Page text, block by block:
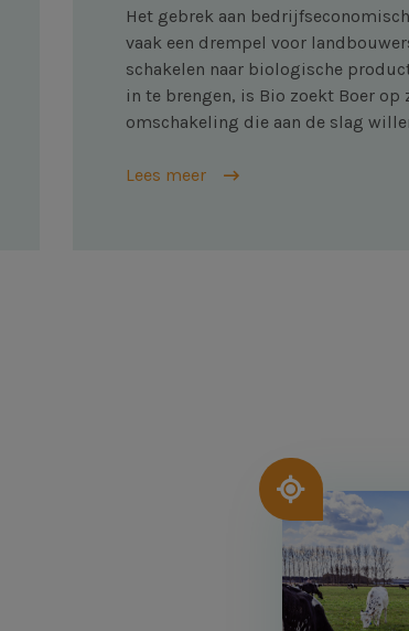
Het gebrek aan
vaak een drempel voor
schakelen naar biologische
in te brengen, is Bio zoekt Boer op
omschakeling die aan de slag
Lees meer
Afbeelding